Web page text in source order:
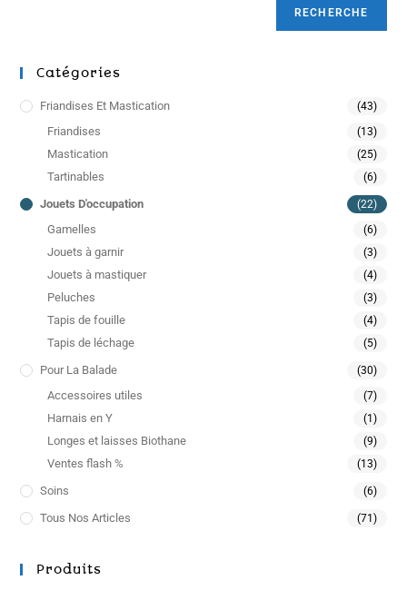
RECHERCHE
Catégories
Friandises Et Mastication (43)
Friandises (13)
Mastication (25)
Tartinables (6)
Jouets D'occupation (22)
Gamelles (6)
Jouets à garnir (3)
Jouets à mastiquer (4)
Peluches (3)
Tapis de fouille (4)
Tapis de léchage (5)
Pour La Balade (30)
Accessoires utiles (7)
Harnais en Y (1)
Longes et laisses Biothane (9)
Ventes flash % (13)
Soins (6)
Tous Nos Articles (71)
Produits